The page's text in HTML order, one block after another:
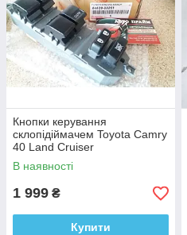
Кнопки керування
склопідіймачем Toyota Camry
40 Land Cruiser
В наявності
1 999 ₴
Купити